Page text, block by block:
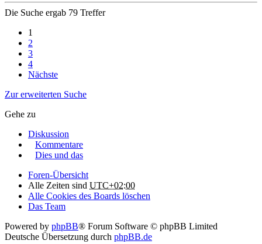
Die Suche ergab 79 Treffer
1
2
3
4
Nächste
Zur erweiterten Suche
Gehe zu
Diskussion
Kommentare
Dies und das
Foren-Übersicht
Alle Zeiten sind UTC+02:00
Alle Cookies des Boards löschen
Das Team
Powered by phpBB® Forum Software © phpBB Limited
Deutsche Übersetzung durch phpBB.de